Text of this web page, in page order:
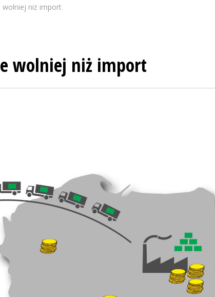
wolniej niż import
wolniej niż import